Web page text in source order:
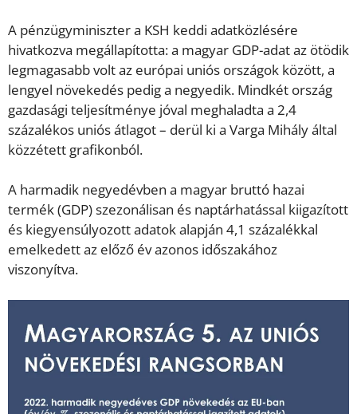
A pénzügyminiszter a KSH keddi adatközlésére
hivatkozva megállapította: a magyar GDP-adat az ötödik
legmagasabb volt az európai uniós országok között, a
lengyel növekedés pedig a negyedik. Mindkét ország
gazdasági teljesítménye jóval meghaladta a 2,4
százalékos uniós átlagot – derül ki a Varga Mihály által
közzétett grafikonból.
A harmadik negyedévben a magyar bruttó hazai
termék (GDP) szezonálisan és naptárhatással kiigazított
és kiegyensúlyozott adatok alapján 4,1 százalékkal
emelkedett az előző év azonos időszakához
viszonyítva.